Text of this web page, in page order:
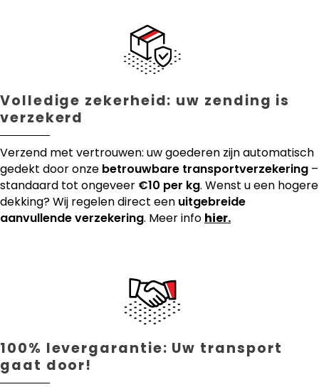
Volledige zekerheid: uw zending is
verzekerd
Verzend met vertrouwen: uw goederen zijn automatisch
gedekt door onze betrouwbare transportverzekering –
standaard tot ongeveer €10 per kg. Wenst u een hogere
dekking? Wij regelen direct een uitgebreide
aanvullende verzekering. Meer info hier.
100% levergarantie: Uw transport
gaat door!